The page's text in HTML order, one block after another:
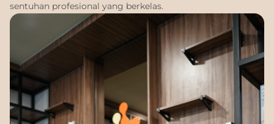
sentuhan profesional yang berkelas.